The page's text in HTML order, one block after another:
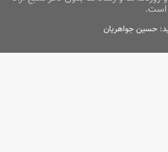
است.
حسین جواهریان